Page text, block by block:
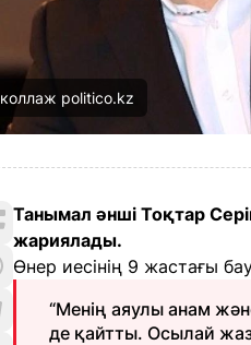
коллаж politico.kz
Танымал әнші Тоқтар
жариялады.
Өнер иесінің 9 жастағы
“Менің аяулы анам
де қайтты. Осылай